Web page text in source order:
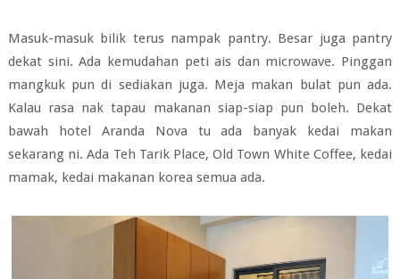
Masuk-masuk bilik terus nampak pantry. Besar juga pantry
dekat sini. Ada kemudahan peti ais dan microwave. Pinggan
mangkuk pun di sediakan juga. Meja makan bulat pun ada.
Kalau rasa nak tapau makanan siap-siap pun boleh. Dekat
bawah hotel Aranda Nova tu ada banyak kedai makan
sekarang ni. Ada Teh Tarik Place, Old Town White Coffee, kedai
mamak, kedai makanan korea semua ada.